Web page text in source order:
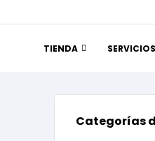
TIENDA SERVICIOS
Categorías